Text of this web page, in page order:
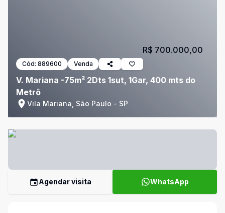
Cód: 889600 Venda
V. Mariana -75m² 2Dts 1sut, 1Gar, 400 mts do
Metrô
Vila Mariana, São Paulo - SP
R$ 700.000,00
Agendar visita WhatsApp